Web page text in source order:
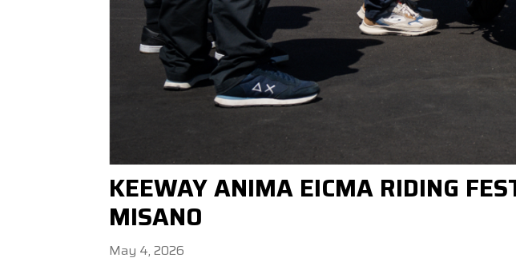
KEEWAY ANIMA EICMA RIDING
MISANO
May 4, 2026